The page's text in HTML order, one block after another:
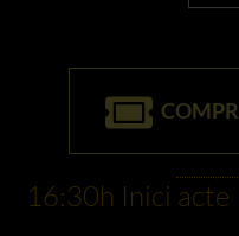
16:30h Inici acte